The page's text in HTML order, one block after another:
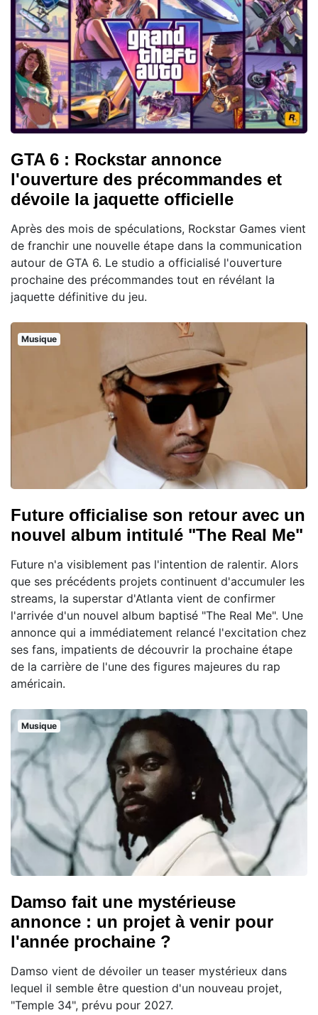
GTA 6 : Rockstar annonce
l'ouverture des précommandes et
dévoile la jaquette officielle
Après des mois de spéculations, Rockstar Games vient
de franchir une nouvelle étape dans la communication
autour de GTA 6. Le studio a officialisé l'ouverture
prochaine des précommandes tout en révélant la
jaquette définitive du jeu.
Musique
Future officialise son retour avec un
nouvel album intitulé "The Real Me"
Future n'a visiblement pas l'intention de ralentir. Alors
que ses précédents projets continuent d'accumuler les
streams, la superstar d'Atlanta vient de confirmer
l'arrivée d'un nouvel album baptisé "The Real Me". Une
annonce qui a immédiatement relancé l'excitation chez
ses fans, impatients de découvrir la prochaine étape
de la carrière de l'une des figures majeures du rap
américain.
Musique
Damso fait une mystérieuse
annonce : un projet à venir pour
l'année prochaine ?
Damso vient de dévoiler un teaser mystérieux dans
lequel il semble être question d'un nouveau projet,
"Temple 34", prévu pour 2027.